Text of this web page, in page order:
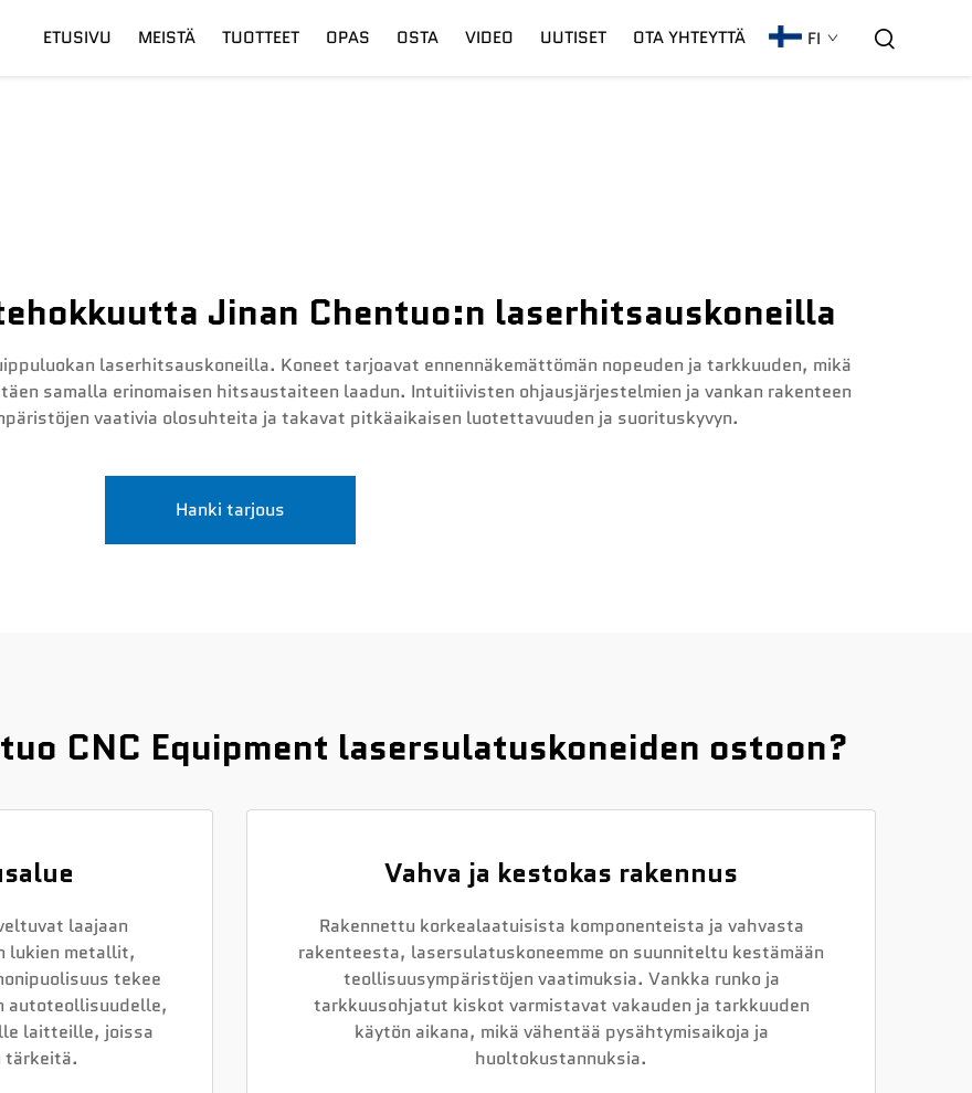
ETUSIVU MEISTÄ TUOTTEET OPAS OSTA VIDEO UUTISET OTA YHTEYTTÄ FI
Jinan Chentuo:n laserhitsauskoneilla
laserhitsauskoneilla. Koneet tarjoavat ennennäkemättömän nopeuden ja tarkkuuden, mikä
samalla erinomaisen hitsaustaiteen laadun. Intuitiivisten ohjausjärjestelmien ja vankan rakenteen
vaativia olosuhteita ja takavat pitkäaikaisen luotettavuuden ja suorituskyvyn.
Hanki tarjous
CNC Equipment lasersulatuskoneiden ostoon?
laajaan
lukien metallit,
tekee
autoteollisuudelle,
laitteille, joissa
tärkeitä.
Vahva ja kestokas rakennus
Rakennettu korkealaatuisista komponenteista ja vahvasta
rakenteesta, lasersulatuskoneemme on suunniteltu kestämään
teollisuusympäristöjen vaatimuksia. Vankka runko ja
tarkkuusohjatut kiskot varmistavat vakauden ja tarkkuuden
käytön aikana, mikä vähentää pysähtymisaikoja ja
huoltokustannuksia.